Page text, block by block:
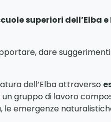
superiori dell’Elba
dare
dell’Elba attraverso
un gruppo di lavoro
emergenze